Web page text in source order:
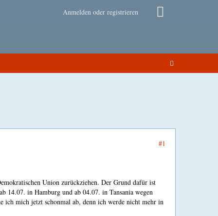
Anmelden oder registrieren
#1
Union zurückziehen. Der Grund dafür ist
14.07. in Hamburg und ab 04.07. in Tansania wegen
ich mich jetzt schonmal ab, denn ich werde nicht mehr in